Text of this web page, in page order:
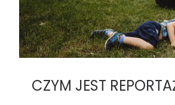
CZYM JEST